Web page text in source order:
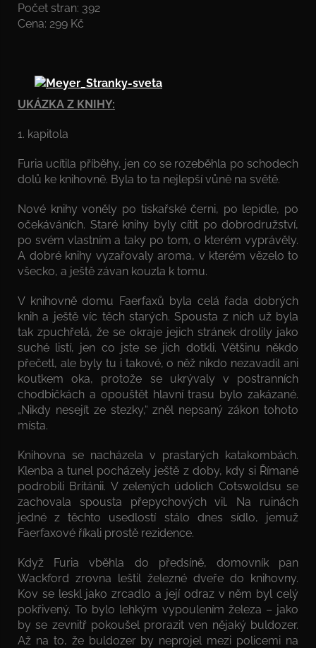
Počet stran: 392
Cena: 299 Kč
UKÁZKA Z KNIHY:
1. kapitola
Furia ucítila příběhy, jen co se rozeběhla po schodech
dolů ke knihovně. Byla to ta nejlepší vůně na světě.
Nové knihy voněly po tiskařské černi, po lepidle, po
očekáváních. Staré knihy byly cítit po dobrodružství,
po svém vlastním a taky po tom, o kterém vyprávěly.
A dobré knihy vyzařovaly aroma, v kterém vězelo to
všecko, a ještě závan kouzla k tomu.
V knihovně domu Faerfaxů byla celá řada dobrých
knih a ještě víc těch starých. Spousta z nich už byla
tak zpuchřelá, že se okraje jejich stránek drolily jako
suché listí, jen co jste se jich dotkli. Většinu někdo
přečetl, ale byly tu i takové, o něž nikdo nezavadil ani
koutkem oka, protože se ukrývaly v postranních
chodbičkách a opouštět hlavní trasu bylo zakázané.
„Nikdy nesejít ze stezky,“ zněl nepsaný zákon tohoto
místa.
Knihovna se nacházela v prastarých katakombách.
Klenba a tunel pocházely ještě z doby, kdy si Římané
podrobili Británii. V zelených údolích Cotswoldsu se
zachovala spousta přepychových vil. Na ruinách
jedné z těchto usedlostí stálo dnes sídlo, jemuž
Faerfaxové říkali prostě rezidence.
Když Furia vběhla do předsíně, domovník pan
Wackford zrovna leštil železné dveře do knihovny.
Kov se leskl jako zrcadlo a její odraz v něm byl celý
pokřivený. To bylo lehkým vypoulením železa – jako
by se zevnitř pokoušel prorazit ven nějaký buldozer.
Až na to, že buldozer by neprojel mezi policemi na